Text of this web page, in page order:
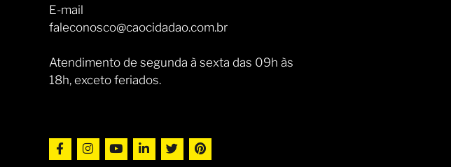
E-mail
faleconosco@caocidadao.com.br
Atendimento de segunda à sexta das 09h às
18h, exceto feriados.